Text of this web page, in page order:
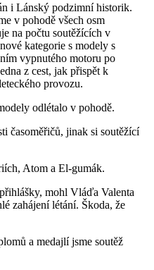
i Lánský podzimní historik.
v pohodě všech osm
na počtu soutěžících v
kategorie s modely s
vypnutého motoru po
z cest, jak přispět k
provozu.
odlétalo v pohodě.
časoměřičů, jinak si soutěžící
Atom a El-gumák.
mohl Vláďa Valenta
zahájení létání. Škoda, že
a medajlí jsme soutěž